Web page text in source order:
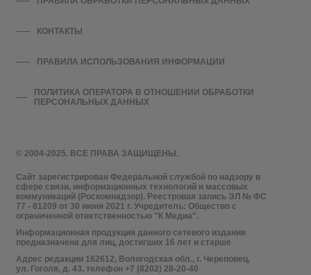
© 2004-2025. ВСЕ ПРАВА ЗАЩИЩЕНЫ.
Сайт зарегистрирован Федеральной службой по надзору в
сфере связи, информационных технологий и массовых
коммуникаций (Роскомнадзор). Реестровая запись ЭЛ № ФС
77 - 81209 от 30 июня 2021 г. Учредитель: Общество с
ограниченной ответственностью "К Медиа".
Информационная продукция данного сетевого издания
предназначена для лиц, достигших 16 лет и старше
Адрес редакции 162612, Вологодская обл., г. Череповец,
ул. Гоголя, д. 43, телефон +7 (8202) 28-20-40
КОНТАКТЫ
ПРАВИЛА ИСПОЛЬЗОВАНИЯ ИНФОРМАЦИИ
ПОЛИТИКА ОПЕРАТОРА В ОТНОШЕНИИ ОБРАБОТКИ
ПЕРСОНАЛЬНЫХ ДАННЫХ